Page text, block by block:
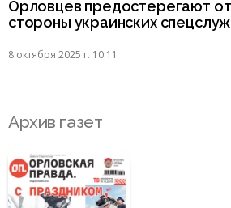
Орловцев предостерегают
стороны украинских
8 октября 2025 г. 10:11
Архив газет